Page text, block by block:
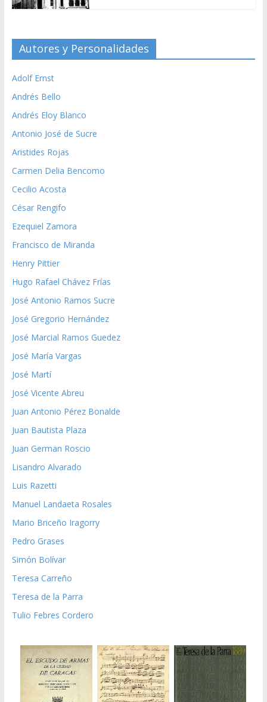
Autores y Personalidades
Adolf Ernst
Andrés Bello
Andrés Eloy Blanco
Antonio José de Sucre
Aristides Rojas
Carmen Delia Bencomo
Cecilio Acosta
César Rengifo
Ezequiel Zamora
Francisco de Miranda
Henry Pittier
Hugo Rafael Chávez Frías
José Antonio Ramos Sucre
José Gregorio Hernández
José Marcial Ramos Guedez
José María Vargas
José Martí
José Vicente Abreu
Juan Antonio Pérez Bonalde
Juan Bautista Plaza
Juan German Roscio
Lisandro Alvarado
Luis Razetti
Manuel Landaeta Rosales
Mario Briceño Iragorry
Pedro Grases
Simón Bolívar
Teresa Carreño
Teresa de la Parra
Tulio Febres Cordero